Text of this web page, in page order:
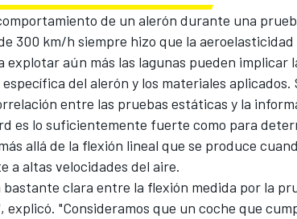
de un alerón durante una
300 km/h siempre hizo que la
explotar aún más las lagunas pueden implicar
del alerón y los materiales aplicados.
entre las pruebas estáticas y la
es lo suficientemente fuerte como para
allá de la flexión lineal que se produce
a altas velocidades del aire.
clara entre la flexión medida por la
explicó. "Consideramos que un coche que